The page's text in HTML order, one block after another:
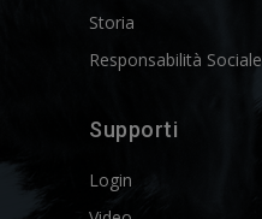
Storia
Responsabilità Sociale
Supporti
Login